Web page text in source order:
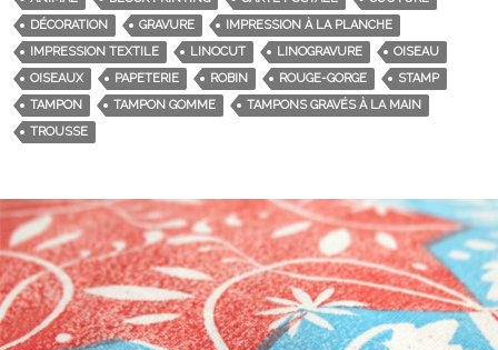
DÉCORATION
GRAVURE
IMPRESSION À LA PLANCHE
IMPRESSION TEXTILE
LINOCUT LINOGRAVURE
OISEAU
OISEAUX
PAPETERIE ROBIN ROUGE-GORGE
STAMP
TAMPON
TAMPON GOMME
TAMPONS GRAVÉS À LA MAIN
TROUSSE